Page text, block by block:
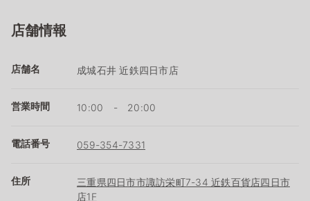
店舗情報
店舗名 成城石井 近鉄四日市店
営業時間 10:00 - 20:00
電話番号 059-354-7331
住所
三重県四日市市諏訪栄町7-34 近鉄百貨店四日市
店1F